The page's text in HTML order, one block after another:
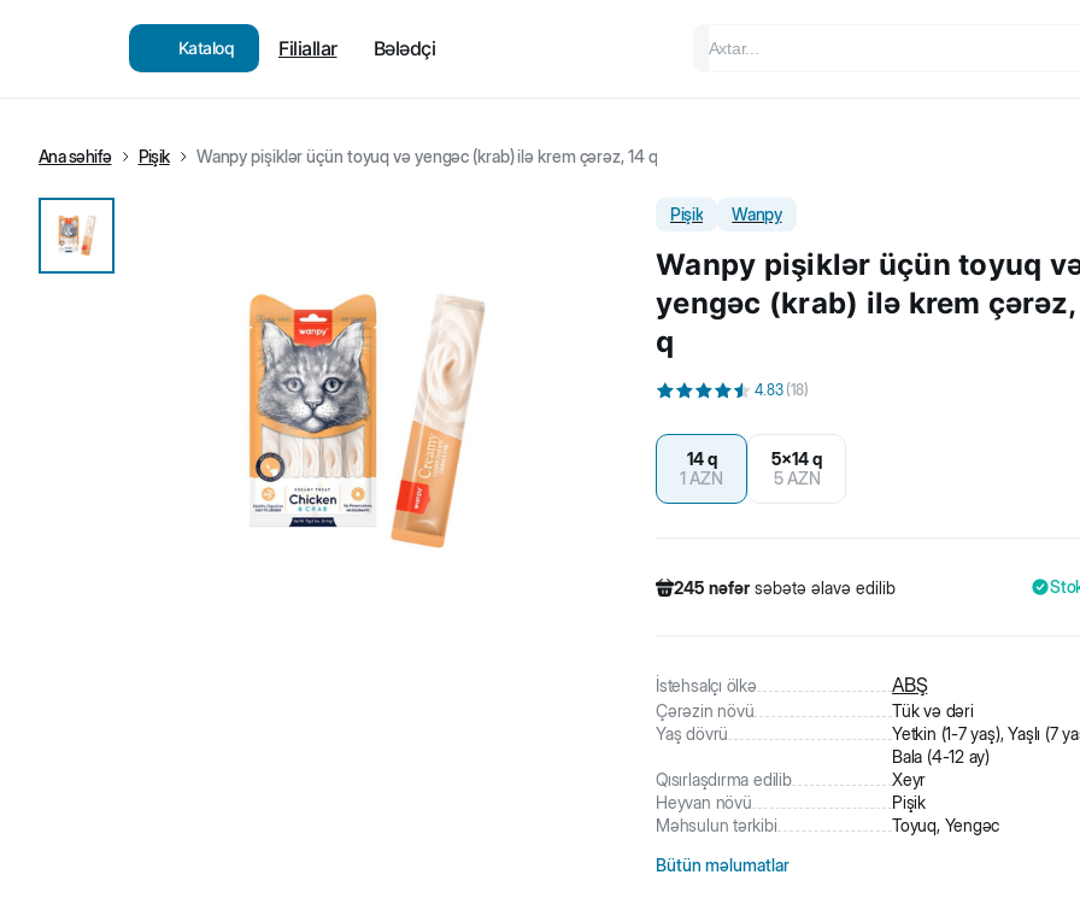
Kataloq Filiallar Bələdçi
Ana səhifə Pişik Wanpy pişiklər üçün toyuq və yengəc (krab) ilə krem çərəz, 14 q
Pişik Wanpy
Wanpy pişiklər üçün toyuq
yengəc (krab) ilə krem çərəz,
q
4.83 (18)
245 nəfər səbətə əlavə edilib
245
nəfər
14 q
1 AZN
5x14 q
5 AZN
İstehsalçı ölkə ABŞ
Çərəzin növü
Tük və dəri
Yaş dövrü
Yetkin (1-7 yaş), Yaşlı (7
Bala (4-12 ay)
Qısırlaşdırma edilib
Xeyr
Heyvan növü
Pişik
Məhsulun tərkibi
Toyuq, Yengəc
Bütün məlumatlar